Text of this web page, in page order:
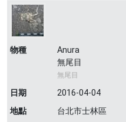
物種
Anura
無尾目
無尾目
日期
2016-04-04
地點
台北市士林區